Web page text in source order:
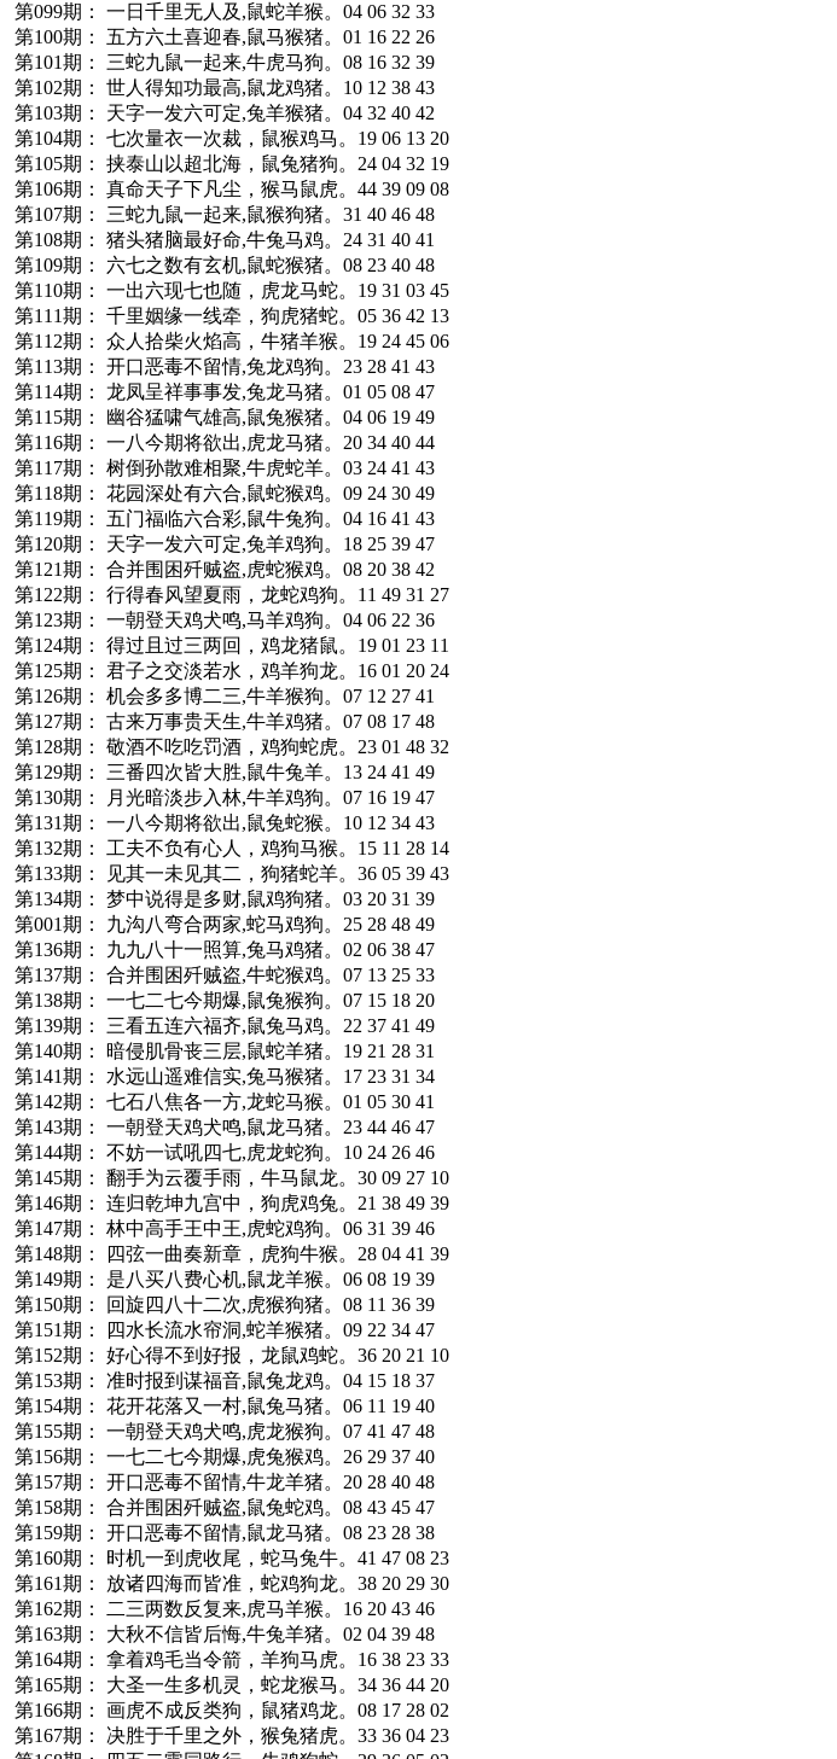
第099期： 一日千里无人及,鼠蛇羊猴。04 06 32 33
第100期： 五方六土喜迎春,鼠马猴猪。01 16 22 26
第101期： 三蛇九鼠一起来,牛虎马狗。08 16 32 39
第102期： 世人得知功最高,鼠龙鸡猪。10 12 38 43
第103期： 天字一发六可定,兔羊猴猪。04 32 40 42
第104期： 七次量衣一次裁，鼠猴鸡马。19 06 13 20
第105期： 挟泰山以超北海，鼠兔猪狗。24 04 32 19
第106期： 真命天子下凡尘，猴马鼠虎。44 39 09 08
第107期： 三蛇九鼠一起来,鼠猴狗猪。31 40 46 48
第108期： 猪头猪脑最好命,牛兔马鸡。24 31 40 41
第109期： 六七之数有玄机,鼠蛇猴猪。08 23 40 48
第110期： 一出六现七也随，虎龙马蛇。19 31 03 45
第111期： 千里姻缘一线牵，狗虎猪蛇。05 36 42 13
第112期： 众人拾柴火焰高，牛猪羊猴。19 24 45 06
第113期： 开口恶毒不留情,兔龙鸡狗。23 28 41 43
第114期： 龙凤呈祥事事发,兔龙马猪。01 05 08 47
第115期： 幽谷猛啸气雄高,鼠兔猴猪。04 06 19 49
第116期： 一八今期将欲出,虎龙马猪。20 34 40 44
第117期： 树倒孙散难相聚,牛虎蛇羊。03 24 41 43
第118期： 花园深处有六合,鼠蛇猴鸡。09 24 30 49
第119期： 五门福临六合彩,鼠牛兔狗。04 16 41 43
第120期： 天字一发六可定,兔羊鸡狗。18 25 39 47
第121期： 合并围困歼贼盗,虎蛇猴鸡。08 20 38 42
第122期： 行得春风望夏雨，龙蛇鸡狗。11 49 31 27
第123期： 一朝登天鸡犬鸣,马羊鸡狗。04 06 22 36
第124期： 得过且过三两回，鸡龙猪鼠。19 01 23 11
第125期： 君子之交淡若水，鸡羊狗龙。16 01 20 24
第126期： 机会多多博二三,牛羊猴狗。07 12 27 41
第127期： 古来万事贵天生,牛羊鸡猪。07 08 17 48
第128期： 敬酒不吃吃罚酒，鸡狗蛇虎。23 01 48 32
第129期： 三番四次皆大胜,鼠牛兔羊。13 24 41 49
第130期： 月光暗淡步入林,牛羊鸡狗。07 16 19 47
第131期： 一八今期将欲出,鼠兔蛇猴。10 12 34 43
第132期： 工夫不负有心人，鸡狗马猴。15 11 28 14
第133期： 见其一未见其二，狗猪蛇羊。36 05 39 43
第134期： 梦中说得是多财,鼠鸡狗猪。03 20 31 39
第001期： 九沟八弯合两家,蛇马鸡狗。25 28 48 49
第136期： 九九八十一照算,兔马鸡猪。02 06 38 47
第137期： 合并围困歼贼盗,牛蛇猴鸡。07 13 25 33
第138期： 一七二七今期爆,鼠兔猴狗。07 15 18 20
第139期： 三看五连六福齐,鼠兔马鸡。22 37 41 49
第140期： 暗侵肌骨丧三层,鼠蛇羊猪。19 21 28 31
第141期： 水远山遥难信实,兔马猴猪。17 23 31 34
第142期： 七石八焦各一方,龙蛇马猴。01 05 30 41
第143期： 一朝登天鸡犬鸣,鼠龙马猪。23 44 46 47
第144期： 不妨一试吼四七,虎龙蛇狗。10 24 26 46
第145期： 翻手为云覆手雨，牛马鼠龙。30 09 27 10
第146期： 连归乾坤九宫中，狗虎鸡兔。21 38 49 39
第147期： 林中高手王中王,虎蛇鸡狗。06 31 39 46
第148期： 四弦一曲奏新章，虎狗牛猴。28 04 41 39
第149期： 是八买八费心机,鼠龙羊猴。06 08 19 39
第150期： 回旋四八十二次,虎猴狗猪。08 11 36 39
第151期： 四水长流水帘洞,蛇羊猴猪。09 22 34 47
第152期： 好心得不到好报，龙鼠鸡蛇。36 20 21 10
第153期： 准时报到谋福音,鼠兔龙鸡。04 15 18 37
第154期： 花开花落又一村,鼠兔马猪。06 11 19 40
第155期： 一朝登天鸡犬鸣,虎龙猴狗。07 41 47 48
第156期： 一七二七今期爆,虎兔猴鸡。26 29 37 40
第157期： 开口恶毒不留情,牛龙羊猪。20 28 40 48
第158期： 合并围困歼贼盗,鼠兔蛇鸡。08 43 45 47
第159期： 开口恶毒不留情,鼠龙马猪。08 23 28 38
第160期： 时机一到虎收尾，蛇马兔牛。41 47 08 23
第161期： 放诸四海而皆准，蛇鸡狗龙。38 20 29 30
第162期： 二三两数反复来,虎马羊猴。16 20 43 46
第163期： 大秋不信皆后悔,牛兔羊猪。02 04 39 48
第164期： 拿着鸡毛当令箭，羊狗马虎。16 38 23 33
第165期： 大圣一生多机灵，蛇龙猴马。34 36 44 20
第166期： 画虎不成反类狗，鼠猪鸡龙。08 17 28 02
第167期： 决胜于千里之外，猴兔猪虎。33 36 04 23